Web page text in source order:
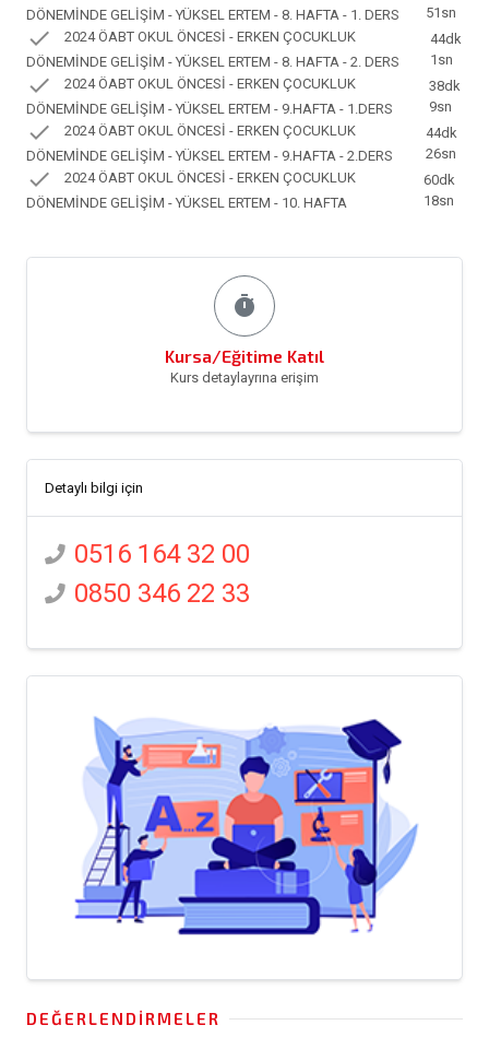
DÖNEMİNDE GELİŞİM - YÜKSEL ERTEM - 8. HAFTA - 1. DERS
51sn
check
2024 ÖABT OKUL ÖNCESİ - ERKEN ÇOCUKLUK
DÖNEMİNDE GELİŞİM - YÜKSEL ERTEM - 8. HAFTA - 2. DERS
44dk
1sn
check
2024 ÖABT OKUL ÖNCESİ - ERKEN ÇOCUKLUK
DÖNEMİNDE GELİŞİM - YÜKSEL ERTEM - 9.HAFTA - 1.DERS
38dk
9sn
check
2024 ÖABT OKUL ÖNCESİ - ERKEN ÇOCUKLUK
DÖNEMİNDE GELİŞİM - YÜKSEL ERTEM - 9.HAFTA - 2.DERS
44dk
26sn
check
2024 ÖABT OKUL ÖNCESİ - ERKEN ÇOCUKLUK
DÖNEMİNDE GELİŞİM - YÜKSEL ERTEM - 10. HAFTA
60dk
18sn
timer
Kursa/Eğitime Katıl
Kurs detaylayrına erişim
Detaylı bilgi için
0516 164 32 00
0850 346 22 33
DEĞERLENDIRMELER